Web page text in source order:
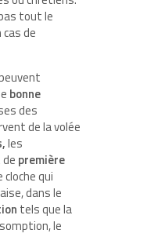
tout le
de
bonne
des
de la volée
les
première
cloche qui
dans le
tels que la
le